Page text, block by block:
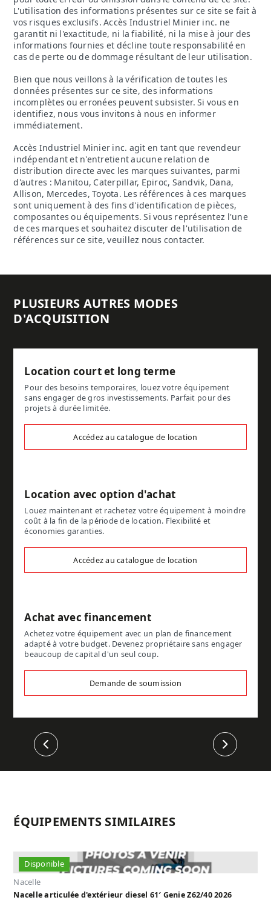
L'utilisation des informations présentes sur ce site se fait à
vos risques exclusifs. Accès Industriel Minier inc. ne
garantit ni l'exactitude, ni la fiabilité, ni la mise à jour des
informations fournies et décline toute responsabilité en
cas de perte ou de dommage résultant de leur utilisation.
Bien que nous veillons à la vérification de toutes les
données présentes sur ce site, des informations
incomplètes ou erronées peuvent subsister. Si vous en
identifiez, nous vous invitons à nous en informer
immédiatement.
Accès Industriel Minier inc. agit en tant que revendeur
indépendant et n'entretient aucune relation de
distribution directe avec les marques suivantes, parmi
d'autres : Manitou, Caterpillar, Epiroc, Sandvik, Dana,
Allison, Mercedes, Toyota. Les références à ces marques
sont uniquement à des fins d'identification de pièces,
composantes ou équipements. Si vous représentez l'une
de ces marques et souhaitez discuter de l'utilisation de
références sur ce site, veuillez nous contacter.
PLUSIEURS AUTRES MODES
D'ACQUISITION
Location court et long terme
Pour des besoins temporaires, louez votre équipement
sans engager de gros investissements. Parfait pour des
projets à durée limitée.
Accédez au catalogue de location
Location avec option d'achat
Louez maintenant et rachetez votre équipement à moindre
coût à la fin de la période de location. Flexibilité et
économies garanties.
Accédez au catalogue de location
Achat avec financement
Achetez votre équipement avec un plan de financement
adapté à votre budget. Devenez propriétaire sans engager
beaucoup de capital d'un seul coup.
Demande de soumission
Précédent Suivant
ÉQUIPEMENTS SIMILAIRES
Disponible
Nacelle
Nacelle articulée d'extérieur diesel 61′ Genie Z62/40 2026